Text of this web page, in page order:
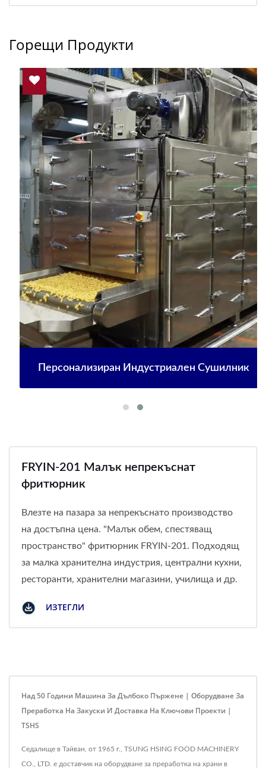
Горещи Продукти
Персонализиран Индустриален Сушилник
FRYIN-201 Малък непрекъснат
фритюрник
Влезте на пазара за непрекъснато производство
на достъпна цена. "Малък обем, спестяващ
пространство" фритюрник FRYIN-201. Подходящ
за малка хранителна индустрия, централни кухни,
ресторанти, хранителни магазини, училища и др.
ИЗТЕГЛИ
Над 50 Години Машина За Дълбоко Пържене | Оборудване За
Преработка На Закуски И Доставка На Ключови Проекти |
TSHS
Седалище в Тайван, от 1965 г., TSUNG HSING FOOD MACHINERY
CO., LTD. е доставчик на оборудване за преработка на храни в